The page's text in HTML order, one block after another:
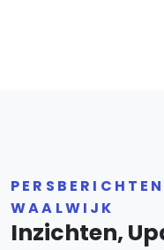
WAALWIJK
Inzichten,